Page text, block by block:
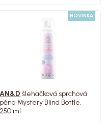
NOVINKA
AN&D šlehačková sprchová
pěna Mystery Blind Bottle,
250 ml